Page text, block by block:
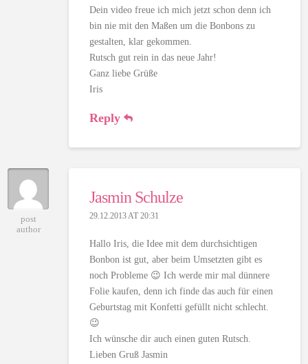
Dein video freue ich mich jetzt schon denn ich
bin nie mit den Maßen um die Bonbons zu
gestalten, klar gekommen.
Rutsch gut rein in das neue Jahr!
Ganz liebe Grüße
Iris
Reply
post
author
Jasmin Schulze
29.12.2013 AT 20:31
Hallo Iris, die Idee mit dem durchsichtigen
Bonbon ist gut, aber beim Umsetzten gibt es
noch Probleme 😉 Ich werde mir mal dünnere
Folie kaufen, denn ich finde das auch für einen
Geburtstag mit Konfetti gefüllt nicht schlecht.
😉
Ich wünsche dir auch einen guten Rutsch.
Lieben Gruß Jasmin